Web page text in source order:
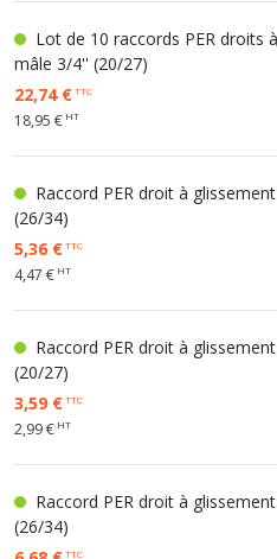
Lot de 10 raccords PER droits
mâle 3/4'' (20/27)
22,74 €TTC
18,95 € HT
Raccord PER droit à
(26/34)
5,36 €TTC
4,47 € HT
Raccord PER droit à
(20/27)
3,59 €TTC
2,99 € HT
Raccord PER droit à
(26/34)
TTC